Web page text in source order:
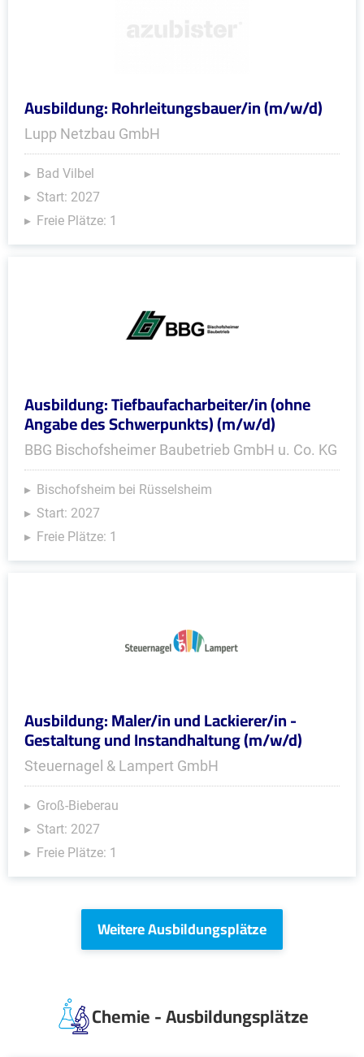
Ausbildung: Rohrleitungsbauer/in (m/w/d)
Lupp Netzbau GmbH
Bad Vilbel
Start: 2027
Freie Plätze: 1
Ausbildung: Tiefbaufacharbeiter/in (ohne
Angabe des Schwerpunkts) (m/w/d)
BBG Bischofsheimer Baubetrieb GmbH u. Co. KG
Bischofsheim bei Rüsselsheim
Start: 2027
Freie Plätze: 1
Ausbildung: Maler/in und Lackierer/in -
Gestaltung und Instandhaltung (m/w/d)
Steuernagel & Lampert GmbH
Groß-Bieberau
Start: 2027
Freie Plätze: 1
Weitere Ausbildungsplätze
Chemie - Ausbildungsplätze